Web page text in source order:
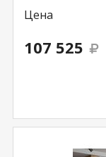
Цена
107 525